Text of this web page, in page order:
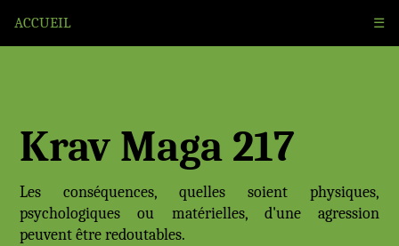
ACCUEIL ☰
Krav Maga 217
Les conséquences, quelles soient physiques,
psychologiques ou matérielles, d'une agression
peuvent être redoutables.